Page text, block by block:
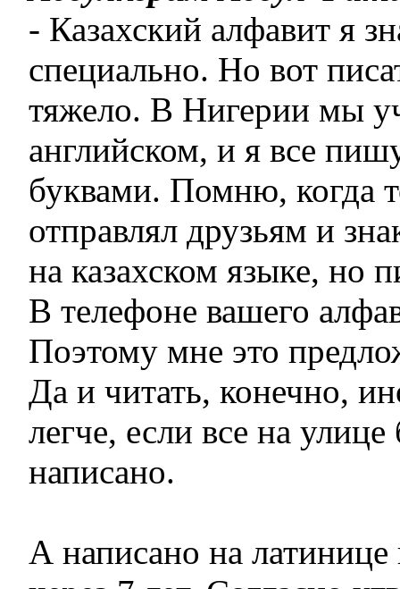
- Казахский алфавит я
специально. Но вот
тяжело. В Нигерии мы
английском, и я все
буквами. Помню, когда
отправлял друзьям и
на казахском языке, но
В телефоне вашего
Поэтому мне это
Да и читать, конечно,
легче, если все на
написано.
А написано на латинице